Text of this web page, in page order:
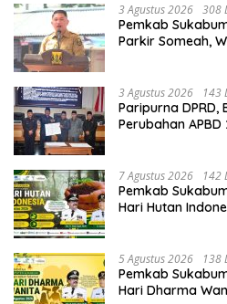
3 Agustus 2026 308
Pemkab
Parkir Someah,
3 Agustus 2026 143
Paripurna
Perubahan
7 Agustus 2026 142
Pemkab
Hari Hutan
5 Agustus 2026 138
Pemkab
Hari Dharma